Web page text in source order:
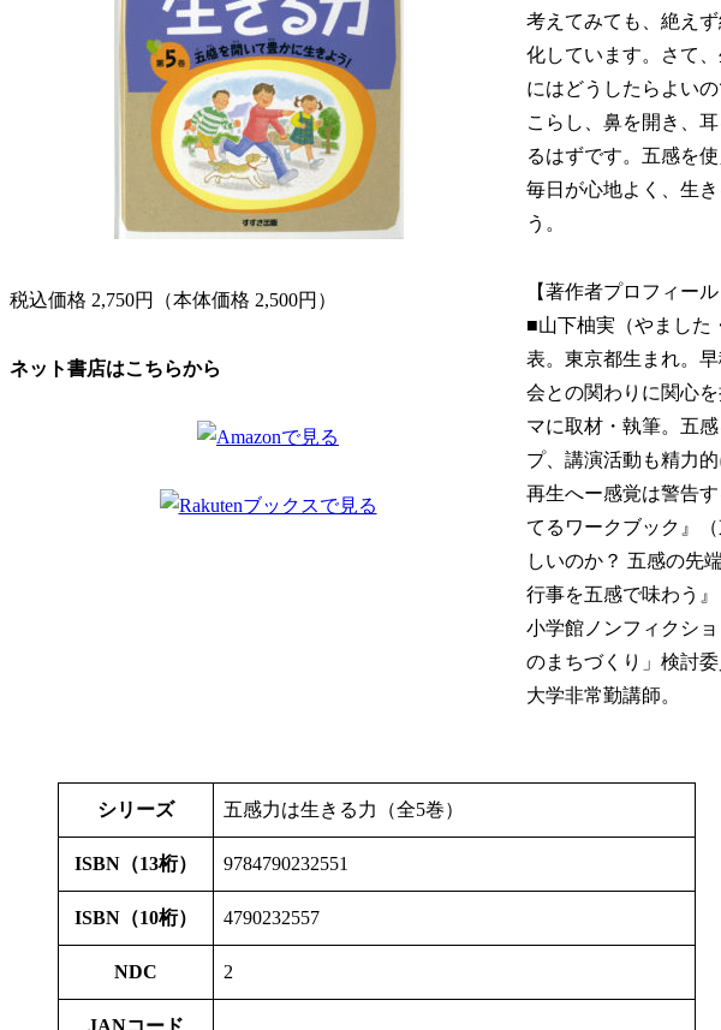
税込価格 2,750円（本体価格 2,500円）
ネット書店はこちらから
考えてみても、絶え
化しています。さて
にはどうしたらよい
こらし、鼻を開き、
るはずです。五感を
毎日が心地よく、生
う。
【著作者プロフィール
■山下柚実（やまし
表。東京都生まれ。
会との関わりに関心
マに取材・執筆。五
プ、講演活動も精力
再生へー感覚は警告
てるワークブック』
しいのか？ 五感の先
行事を五感で味わう
小学館ノンフィクシ
のまちづくり」検討
大学非常勤講師。
シリーズ 五感力は生きる力（全5巻）
ISBN（13桁） 9784790232551
ISBN（10桁） 4790232557
NDC 2
JANコード